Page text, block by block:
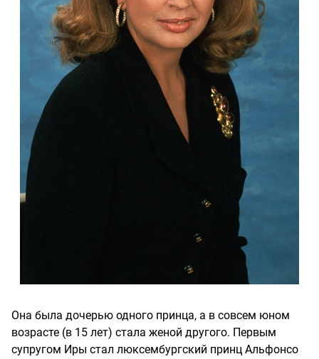
Она была дочерью одного принца, а в совсем юном
возрасте (в 15 лет) стала женой другого. Первым
супругом Иры стал люксембургский принц Альфонсо